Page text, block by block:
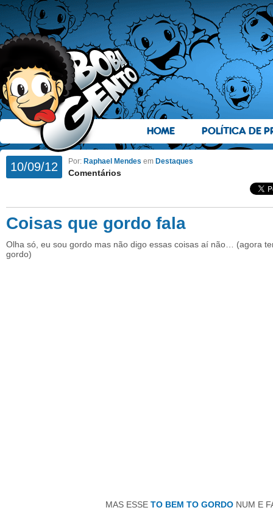
HOME POLÍTICA DE
10/09/12 Por: Raphael Mendes em Destaques
Comentários
Coisas que gordo fala
Olha só, eu sou gordo mas não digo essas coisas aí não… (agora
gordo)
MAS ESSE TO BEM TO GORDONUM E